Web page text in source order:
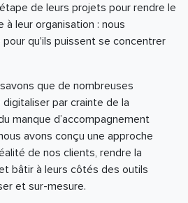
de leurs projets pour rendre le
leur organisation : nous
qu'ils puissent se concentrer
que de nombreuses
par crainte de la
manque d’accompagnement
avons conçu une approche
de nos clients, rendre la
bâtir à leurs côtés des outils
et sur-mesure.